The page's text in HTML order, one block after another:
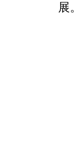
展。